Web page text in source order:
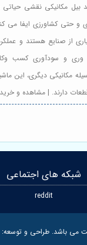
بیل مکانیکی نقشی حیاتی
و حتی کشاورزی ایفا می
از صنایع هستند و
وری و سودآوری کسب
مکانیکی دیگری، این
دارند. | مشاهده و خرید
شبکه های اجتماعی
reddit
می باشد. طراحی و توسعه: